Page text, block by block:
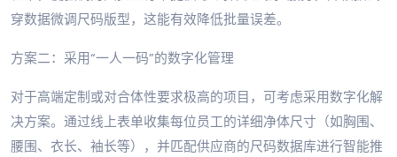
穿数据微调尺码版型，这能有效降低批量误差。
方案二：采用“一人一码”的数字化管理
对于高端定制或对合体性要求极高的项目，可考虑采用数字化解
决方案。通过线上表单收集每位员工的详细净体尺寸（如胸围、
腰围、衣长、袖长等），并匹配供应商的尺码数据库进行智能推